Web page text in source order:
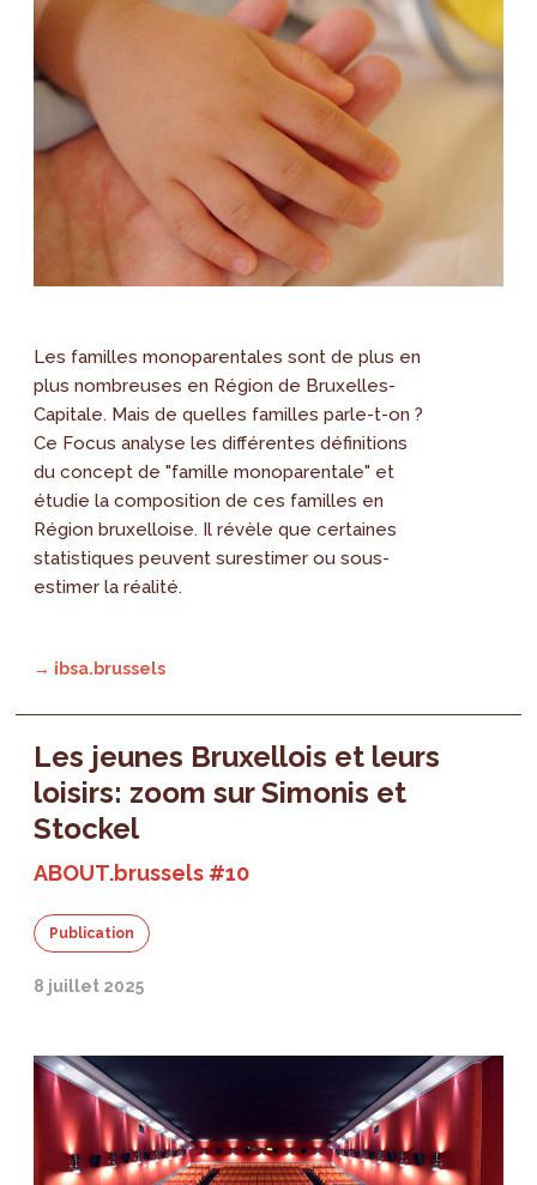
Les familles monoparentales sont de plus en
plus nombreuses en Région de Bruxelles-
Capitale. Mais de quelles familles parle-t-on ?
Ce Focus analyse les différentes définitions
du concept de "famille monoparentale" et
étudie la composition de ces familles en
Région bruxelloise. Il révèle que certaines
statistiques peuvent surestimer ou sous-
estimer la réalité.
→ ibsa.brussels
Les jeunes Bruxellois et leurs
loisirs: zoom sur Simonis et
Stockel
ABOUT.brussels #10
Publication
8 juillet 2025